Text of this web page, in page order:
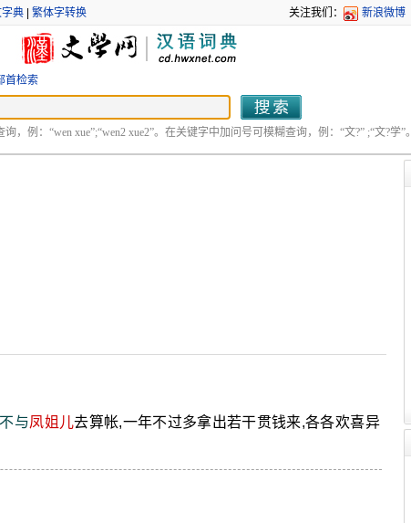
典| 繁体字转换 关注我们： 新浪微博
首检索
，例：“wen xue”;“wen2 xue2”。在关键字中加问号可模糊查询，例：“文?” ;“文?学”。
与凤姐儿去算帐,一年不过多拿出若干贯钱来,各各欢喜异